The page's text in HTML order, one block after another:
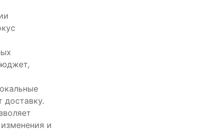
доставку.
и